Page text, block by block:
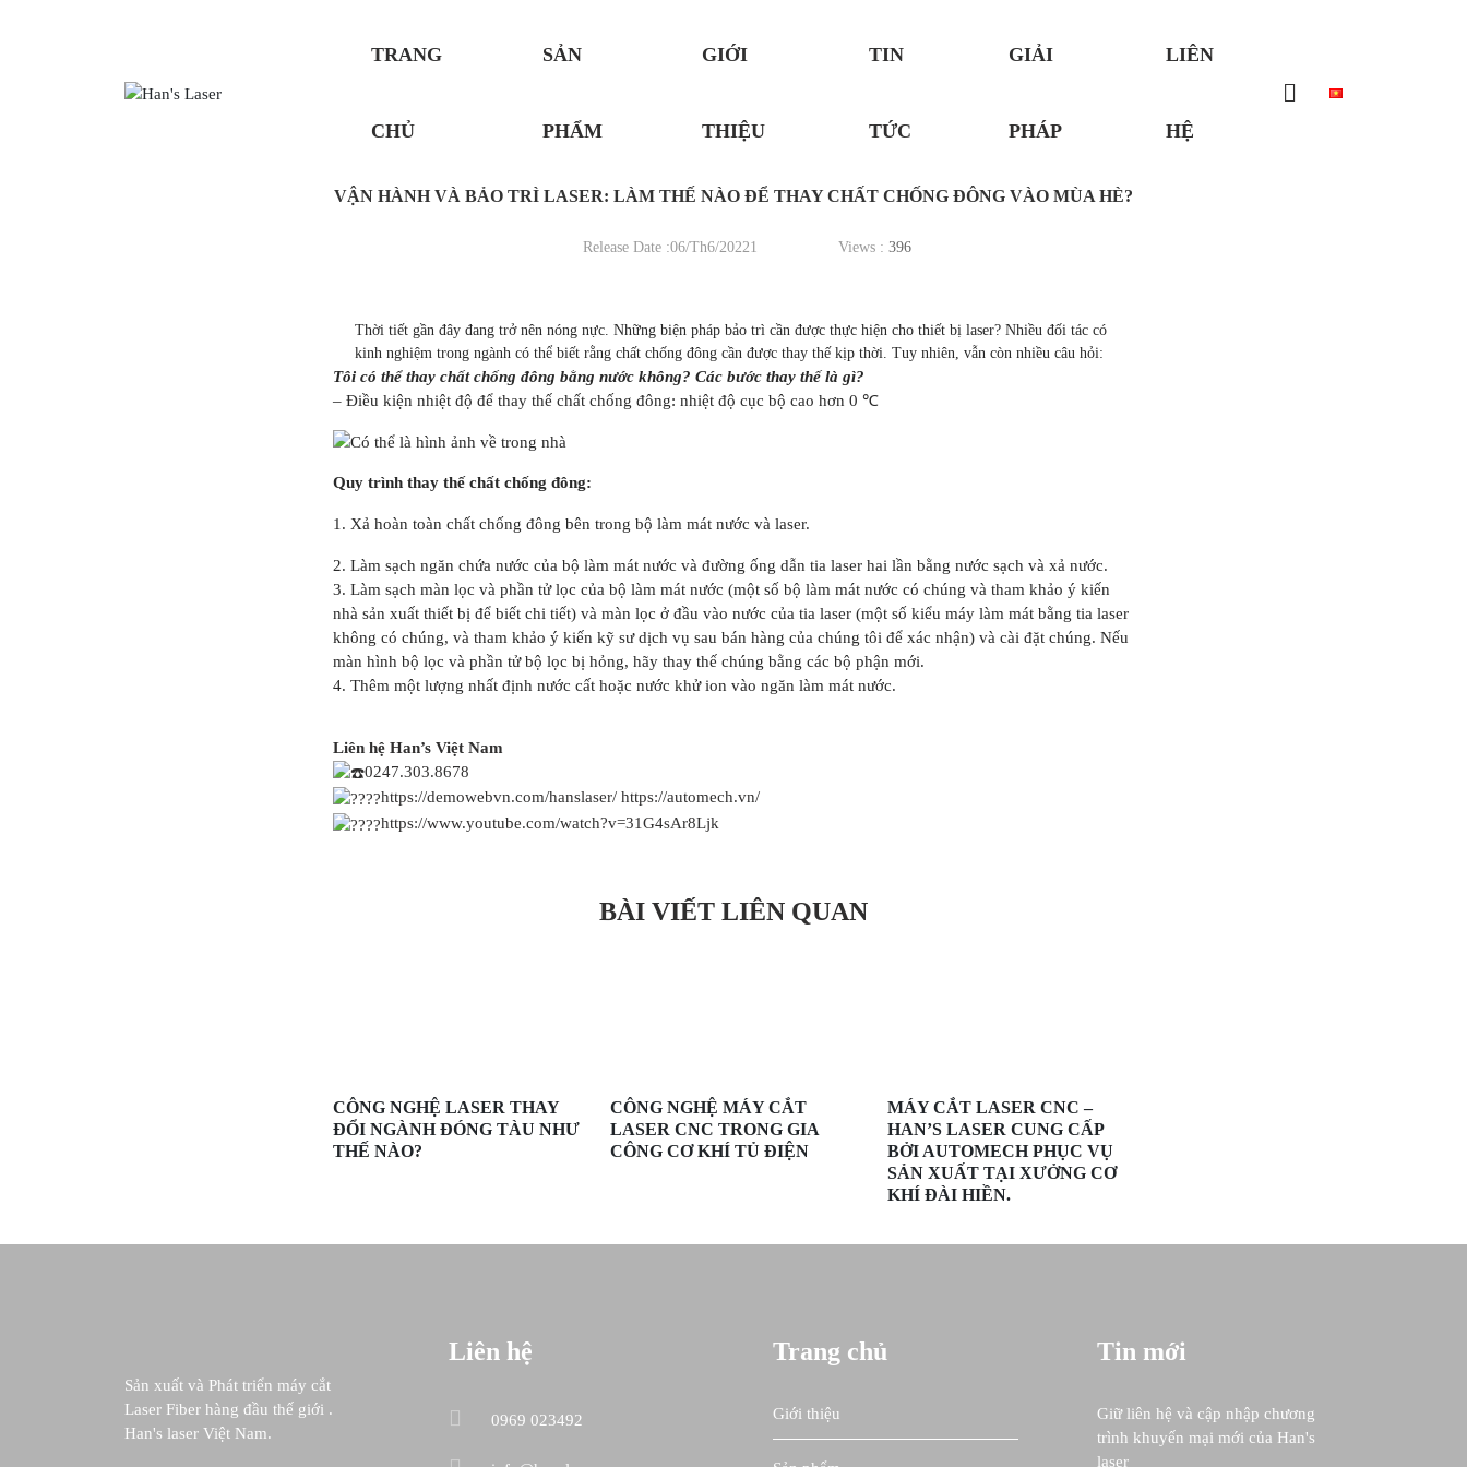
TRANG
CHỦ
SẢN
PHẨM
GIỚI
THIỆU
TIN
TỨC
GIẢI
PHÁP
LIÊN
HỆ
VẬN HÀNH VÀ BẢO TRÌ LASER: LÀM THẾ NÀO ĐỂ THAY CHẤT CHỐNG ĐÔNG VÀO MÙA HÈ?
Release Date :06/Th6/20221 Views : 396
Thời tiết gần đây đang trở nên nóng nực. Những biện pháp bảo trì cần được thực hiện cho thiết bị laser? Nhiều đối tác có
kinh nghiệm trong ngành có thể biết rằng chất chống đông cần được thay thế kịp thời. Tuy nhiên, vẫn còn nhiều câu hỏi:
Tôi có thể thay chất chống đông bằng nước không? Các bước thay thế là gì?
– Điều kiện nhiệt độ để thay thế chất chống đông: nhiệt độ cục bộ cao hơn 0 ℃
Quy trình thay thế chất chống đông:
1. Xả hoàn toàn chất chống đông bên trong bộ làm mát nước và laser.
2. Làm sạch ngăn chứa nước của bộ làm mát nước và đường ống dẫn tia laser hai lần bằng nước sạch và xả nước.
3. Làm sạch màn lọc và phần tử lọc của bộ làm mát nước (một số bộ làm mát nước có chúng và tham khảo ý kiến ​​
nhà sản xuất thiết bị để biết chi tiết) và màn lọc ở đầu vào nước của tia laser (một số kiểu máy làm mát bằng tia laser
không có chúng, và tham khảo ý kiến ​​kỹ sư dịch vụ sau bán hàng của chúng tôi để xác nhận) và cài đặt chúng. Nếu
màn hình bộ lọc và phần tử bộ lọc bị hỏng, hãy thay thế chúng bằng các bộ phận mới.
4. Thêm một lượng nhất định nước cất hoặc nước khử ion vào ngăn làm mát nước.
Liên hệ Han’s Việt Nam
0247.303.8678
https://demowebvn.com/hanslaser/ https://automech.vn/
https://www.youtube.com/watch?v=31G4sAr8Ljk
BÀI VIẾT LIÊN QUAN
CÔNG NGHỆ LASER THAY
ĐỔI NGÀNH ĐÓNG TÀU NHƯ
THẾ NÀO?
CÔNG NGHỆ MÁY CẮT
LASER CNC TRONG GIA
CÔNG CƠ KHÍ TỦ ĐIỆN
MÁY CẮT LASER CNC –
HAN’S LASER CUNG CẤP
BỞI AUTOMECH PHỤC VỤ
SẢN XUẤT TẠI XƯỞNG CƠ
KHÍ ĐÀI HIỀN.
Sản xuất và Phát triển máy cắt
Laser Fiber hàng đầu thế giới .
Han's laser Việt Nam.
Liên hệ
0969 023492
Trang chủ
Giới thiệu
Tin mới
Giữ liên hệ và cập nhập chương
trình khuyến mại mới của Han's
laser